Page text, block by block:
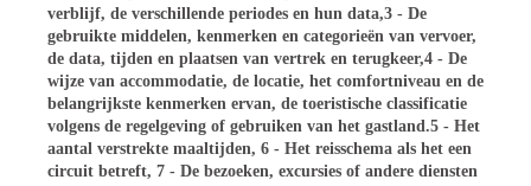
verblijf, de verschillende periodes en hun data,3 - De
gebruikte middelen, kenmerken en categorieën van vervoer,
de data, tijden en plaatsen van vertrek en terugkeer,4 - De
wijze van accommodatie, de locatie, het comfortniveau en de
belangrijkste kenmerken ervan, de toeristische classificatie
volgens de regelgeving of gebruiken van het gastland.5 - Het
aantal verstrekte maaltijden, 6 - Het reisschema als het een
circuit betreft, 7 - De bezoeken, excursies of andere diensten